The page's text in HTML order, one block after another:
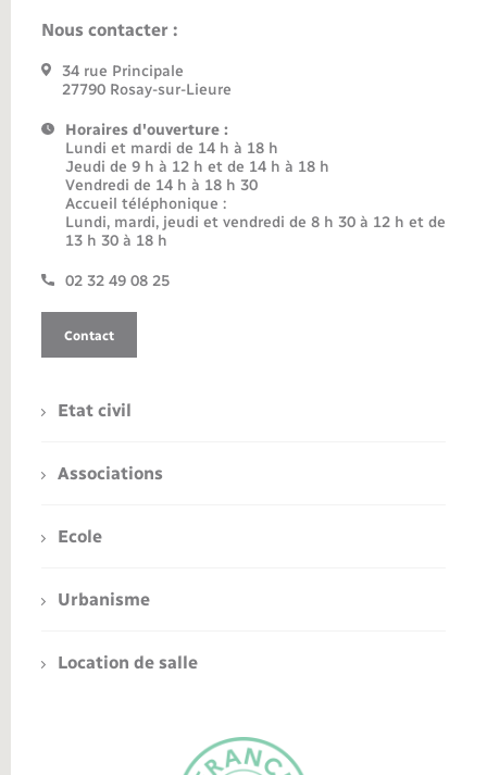
Nous contacter :
34 rue Principale
27790 Rosay-sur-Lieure
Horaires d'ouverture :
Lundi et mardi de 14 h à 18 h
Jeudi de 9 h à 12 h et de 14 h à 18 h
Vendredi de 14 h à 18 h 30
Accueil téléphonique :
Lundi, mardi, jeudi et vendredi de 8 h 30 à 12 h et de
13 h 30 à 18 h
02 32 49 08 25
Contact
Etat civil
Associations
Ecole
Urbanisme
Location de salle